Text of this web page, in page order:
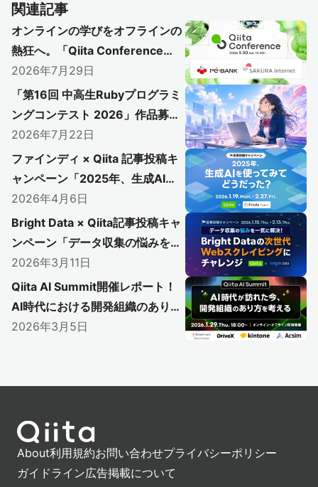
関連記事
オンラインの学びをオフラインの
熱狂へ。「Qiita Conference
2026」で初のアフターイベント
開催レポート
〜AI時代のエンジニアリングを語り尽く
した熱い1日をレポート〜
2026年7月29日
「第16回 中高生Rubyプログラミ
ングコンテスト 2026」作品募集
開始！
2026年7月22日
ファインディ × Qiita 記事投稿キ
ャンペーン「2025年、生成AIを
使ってみてどうだった？」結果発
表！
2026年4月6日
Bright Data × Qiita記事投稿キャ
ンペーン「データ収集の悩みを一
気に解決！Bright Dataの次世代
Webスクレイピングにチャレン
ジ」結果発表！
2026年3月11日
Qiita AI Summit開催レポート！
AI時代における開発組織のあり方
とは？
2026年3月5日
About利用規約お問い合わせプライバシーポリシー
ガイドライン広告掲載について